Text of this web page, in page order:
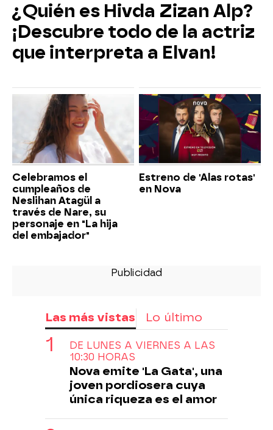
¿Quién es Hivda Zizan Alp?
¡Descubre todo de la actriz
que interpreta a Elvan!
Celebramos el
cumpleaños de
Neslihan Atagül a
través de Nare, su
personaje en "La hija
del embajador"
Estreno de 'Alas rotas'
en Nova
Las más vistas Lo último
DE LUNES A VIERNES A LAS
10:30 HORAS
Nova emite 'La Gata', una
joven pordiosera cuya
única riqueza es el amor